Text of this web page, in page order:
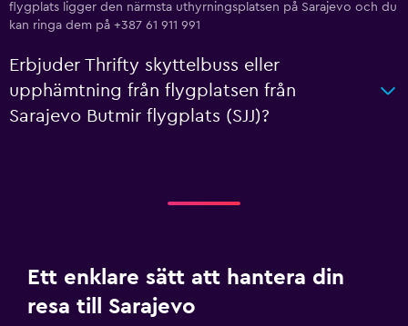
flygplats ligger den närmsta uthyrningsplatsen på Sarajevo och du
kan ringa dem på +387 61 911 991
Erbjuder Thrifty skyttelbuss eller
upphämtning från flygplatsen från
Sarajevo Butmir flygplats (SJJ)?
Ett enklare sätt att hantera din
resa till Sarajevo